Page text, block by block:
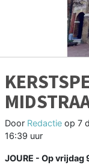
Door Redactie op 7
16:39 uur
JOURE - Op